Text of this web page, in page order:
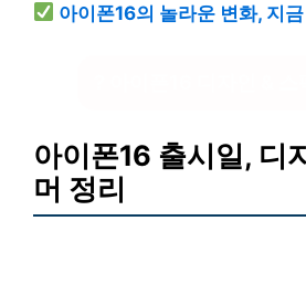
아이폰16의 놀라운 변화, 지
아이폰16 출시일, 디
머 정리